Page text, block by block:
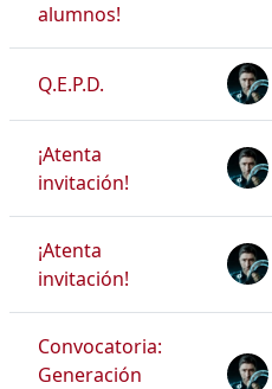
alumnos!
Q.E.P.D.
¡Atenta
invitación!
¡Atenta
invitación!
Convocatoria:
Generación